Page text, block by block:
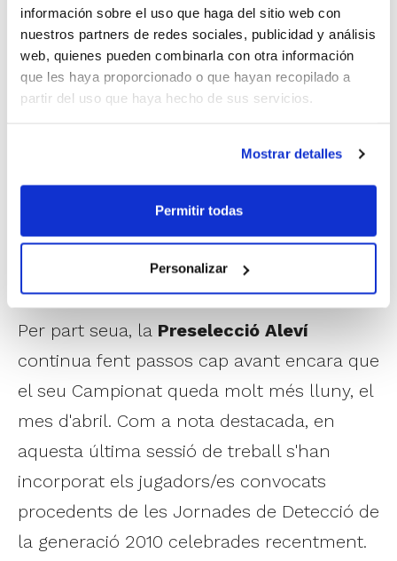
información sobre el uso que haga del sitio web con
nuestros partners de redes sociales, publicidad y análisis
web, quienes pueden combinarla con otra información
que les haya proporcionado o que hayan recopilado a
partir del uso que haya hecho de sus servicios.
Mostrar detalles
Permitir todas
Personalizar
En aquest sentit, laPreselecció Infantil
a punt de cara a un Campionat d'Espanya
de Seleccions Autonòmiques que ve ja el
proper mes de gener. És per això que la
seua pròxima cita serà ja una concentració
Per part seua, la Preselecció Aleví
continua fent passos cap avant encara que
el seu Campionat queda molt més lluny, el
mes d'abril. Com a nota destacada, en
aquesta última sessió de treball s'han
incorporat els jugadors/es convocats
procedents de les Jornades de Detecció de
la generació 2010 celebrades recentment.